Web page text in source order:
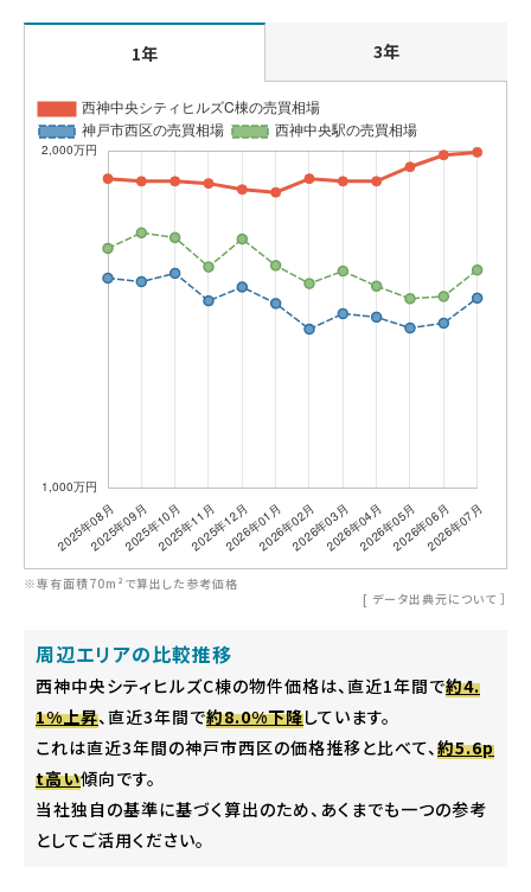
1年 3年
※専有面積70m²で算出した参考価格
[ データ出典元について ］
周辺エリアの比較推移
西神中央シティヒルズC棟の物件価格は、直近1年間で約4.
1%上昇、直近3年間で約8.0%下降しています。
これは直近3年間の神戸市西区の価格推移と比べて、約5.6p
t高い傾向です。
当社独自の基準に基づく算出のため、あくまでも一つの参考
としてご活用ください。